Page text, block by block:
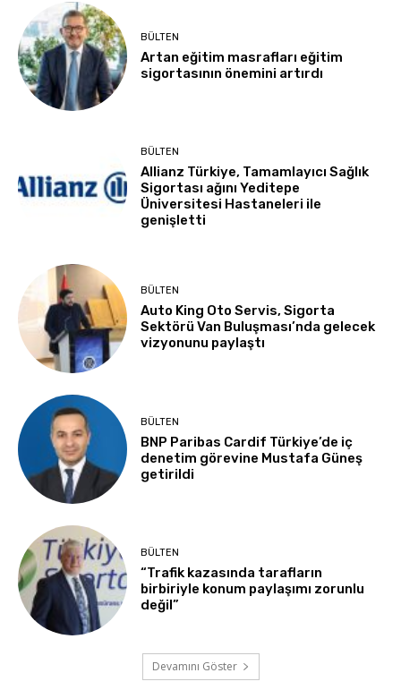
BÜLTEN
Artan eğitim masrafları eğitim
sigortasının önemini artırdı
BÜLTEN
Allianz Türkiye, Tamamlayıcı Sağlık
Sigortası ağını Yeditepe
Üniversitesi Hastaneleri ile
genişletti
BÜLTEN
Auto King Oto Servis, Sigorta
Sektörü Van Buluşması’nda gelecek
vizyonunu paylaştı
BÜLTEN
BNP Paribas Cardif Türkiye’de iç
denetim görevine Mustafa Güneş
getirildi
BÜLTEN
“Trafik kazasında tarafların
birbiriyle konum paylaşımı zorunlu
değil”
Devamını Göster